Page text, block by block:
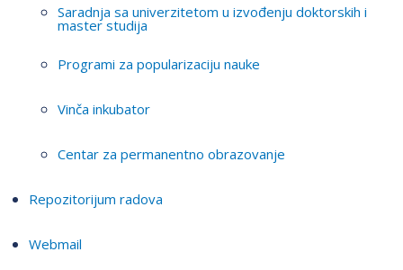
Saradnja sa univerzitetom u izvođenju doktorskih i
master studija
Programi za popularizaciju nauke
Vinča inkubator
Centar za permanentno obrazovanje
Repozitorijum radova
Webmail